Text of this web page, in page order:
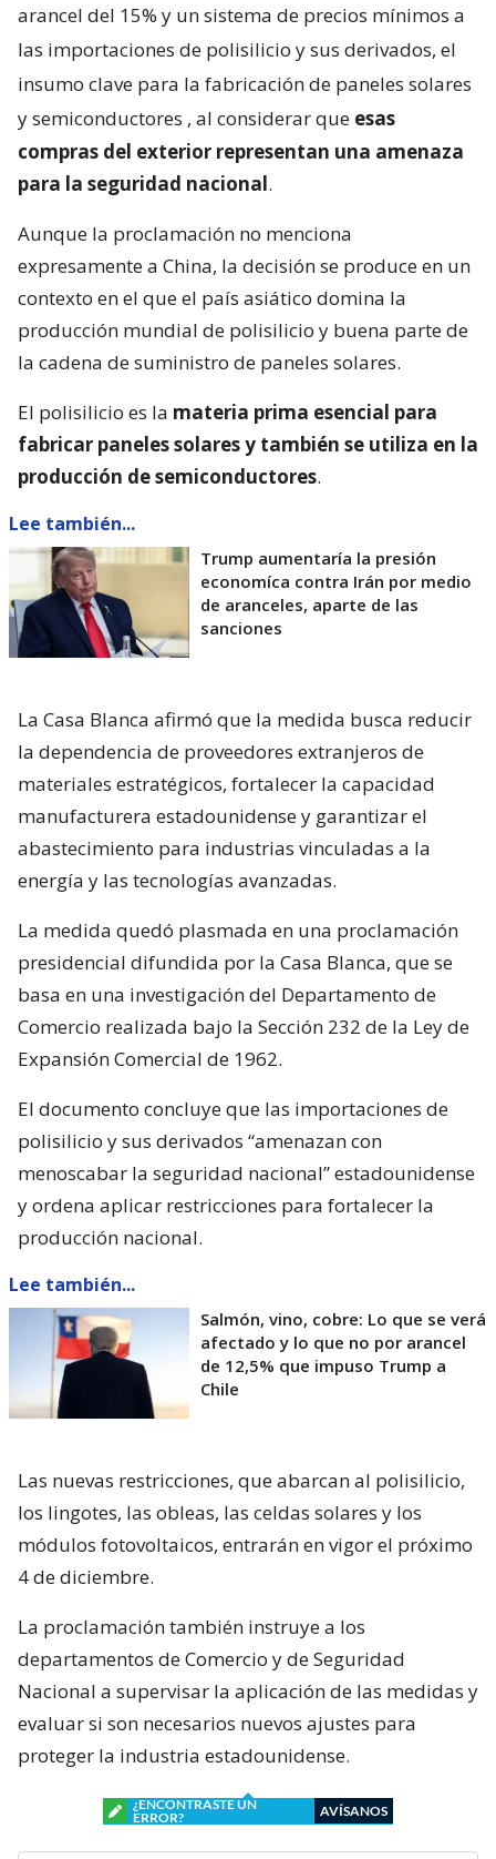
arancel del 15% y un sistema de precios mínimos a
las importaciones de polisilicio y sus derivados, el
insumo clave para la fabricación de paneles solares
y semiconductores , al considerar que esas
compras del exterior representan una amenaza
para la seguridad nacional.
Aunque la proclamación no menciona
expresamente a China, la decisión se produce en un
contexto en el que el país asiático domina la
producción mundial de polisilicio y buena parte de
la cadena de suministro de paneles solares.
El polisilicio es la materia prima esencial para
fabricar paneles solares y también se utiliza en la
producción de semiconductores.
Lee también...
Trump aumentaría la presión
economíca contra Irán por medio
de aranceles, aparte de las
sanciones
La Casa Blanca afirmó que la medida busca reducir
la dependencia de proveedores extranjeros de
materiales estratégicos, fortalecer la capacidad
manufacturera estadounidense y garantizar el
abastecimiento para industrias vinculadas a la
energía y las tecnologías avanzadas.
La medida quedó plasmada en una proclamación
presidencial difundida por la Casa Blanca, que se
basa en una investigación del Departamento de
Comercio realizada bajo la Sección 232 de la Ley de
Expansión Comercial de 1962.
El documento concluye que las importaciones de
polisilicio y sus derivados “amenazan con
menoscabar la seguridad nacional” estadounidense
y ordena aplicar restricciones para fortalecer la
producción nacional.
Lee también...
Salmón, vino, cobre: Lo que se verá
afectado y lo que no por arancel
de 12,5% que impuso Trump a
Chile
Las nuevas restricciones, que abarcan al polisilicio,
los lingotes, las obleas, las celdas solares y los
módulos fotovoltaicos, entrarán en vigor el próximo
4 de diciembre.
La proclamación también instruye a los
departamentos de Comercio y de Seguridad
Nacional a supervisar la aplicación de las medidas y
evaluar si son necesarios nuevos ajustes para
proteger la industria estadounidense.
¿ENCONTRASTE UN
ERROR?
AVÍSANOS